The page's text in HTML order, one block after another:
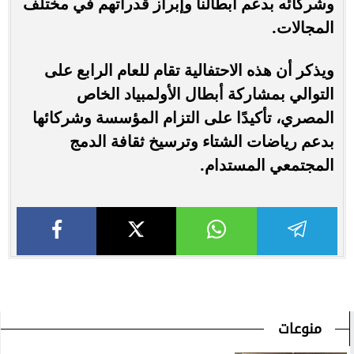
المجالات.
ويذكر أن هذه الاحتفالية تقام للعام الرابع على
التوالي بمشاركة أبطال الأولمبياد الخاص
المصري، تأكيدًا على التزام المؤسسة وشركائها
بدعم رياضات الشتاء وترسيخ ثقافة الدمج
المجتمعي المستدام.
منوعات